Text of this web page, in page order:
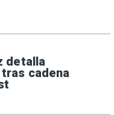
detalla
cadena